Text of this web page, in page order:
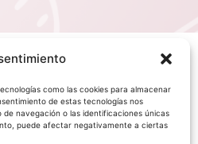
como las cookies para almacenar
de estas tecnologías nos
navegación o las identificaciones únicas
puede afectar negativamente a ciertas